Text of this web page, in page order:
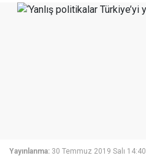
Yayınlanma: 30 Temmuz 2019 Salı 14:40